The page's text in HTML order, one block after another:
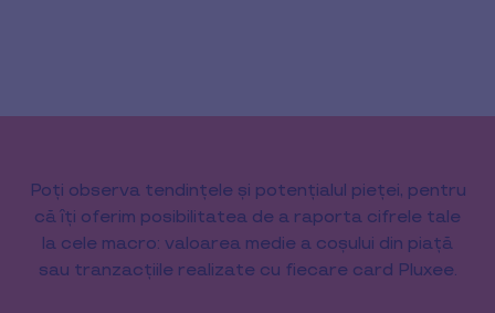
Poți observa tendințele și potențialul pieței, pentru
că îți oferim posibilitatea de a raporta cifrele tale
la cele macro: valoarea medie a coșului din piață
sau tranzacțiile realizate cu fiecare card Pluxee.